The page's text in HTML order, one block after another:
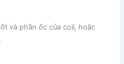
và phần ốc của coil, hoặc